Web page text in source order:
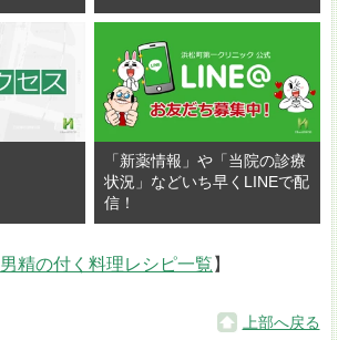
「新薬情報」や「当院の診療
状況」などいち早くLINEで配
信！
男精の付く料理レシピ一覧 】
上部へ戻る